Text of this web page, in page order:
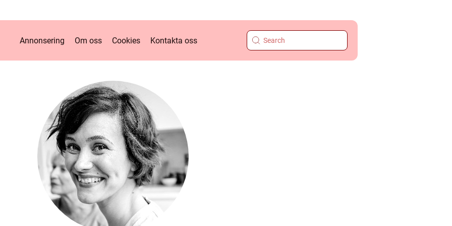
Annonsering Om oss Cookies Kontakta oss